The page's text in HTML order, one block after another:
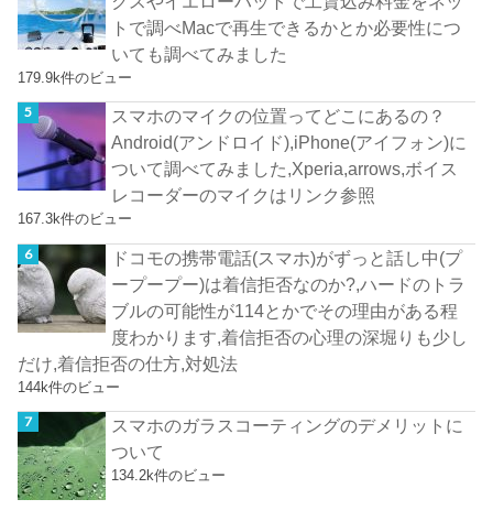
トで調べMacで再生できるかとか必要性につ
いても調べてみました
179.9k件のビュー
スマホのマイクの位置ってどこにあるの？
Android(アンドロイド),iPhone(アイフォン)に
ついて調べてみました,Xperia,arrows,ボイス
レコーダーのマイクはリンク参照
167.3k件のビュー
ドコモの携帯電話(スマホ)がずっと話し中(プ
ープープー)は着信拒否なのか?,ハードのトラ
ブルの可能性が114とかでその理由がある程
度わかります,着信拒否の心理の深堀りも少し
だけ,着信拒否の仕方,対処法
144k件のビュー
スマホのガラスコーティングのデメリットに
ついて
134.2k件のビュー